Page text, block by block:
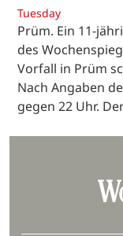
Tuesday
Prüm. Ein 11-
des
Vorfall in Prüm
Nach Angaben
gegen 22 Uhr.